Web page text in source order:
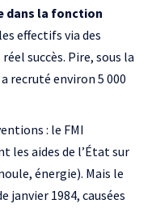
dans la fonction
effectifs via des
succès. Pire, sous la
recruté environ 5 000
: le FMI
les aides de l’État sur
énergie). Mais le
janvier 1984, causées